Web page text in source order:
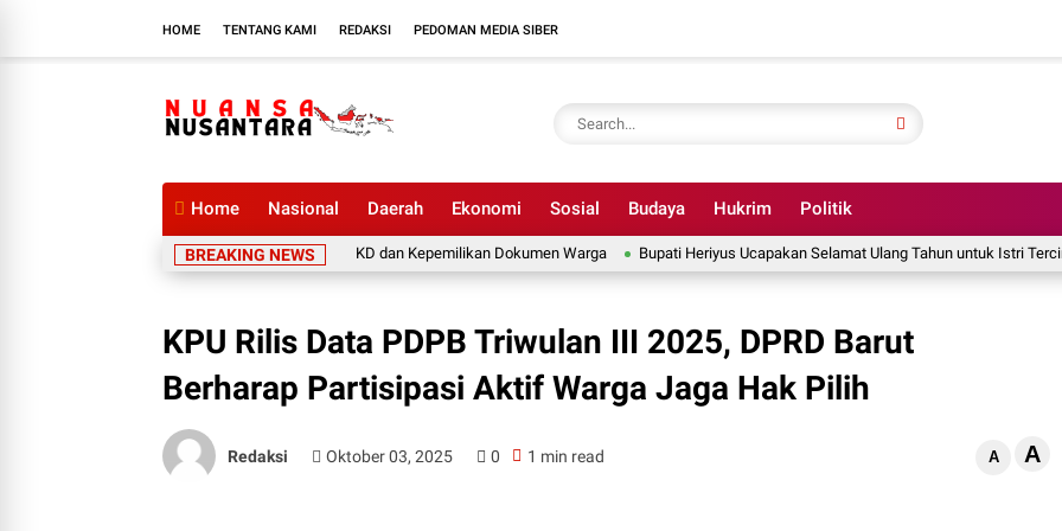
HOME TENTANG KAMI REDAKSI PEDOMAN MEDIA SIBER
Home Nasional Daerah Ekonomi Sosial Budaya Hukrim Politik
BREAKING NEWS
Bola ke Bukit Sawit, Percepat Aktivasi IKD dan Kepemilikan Dokumen Warga Bupati Heriyus Ucapakan Selamat Ulang Tahun untuk Istri Tercinta,
KPU Rilis Data PDPB Triwulan III 2025, DPRD Barut
Berharap Partisipasi Aktif Warga Jaga Hak Pilih
Redaksi Oktober 03, 2025 0 1 min read A A